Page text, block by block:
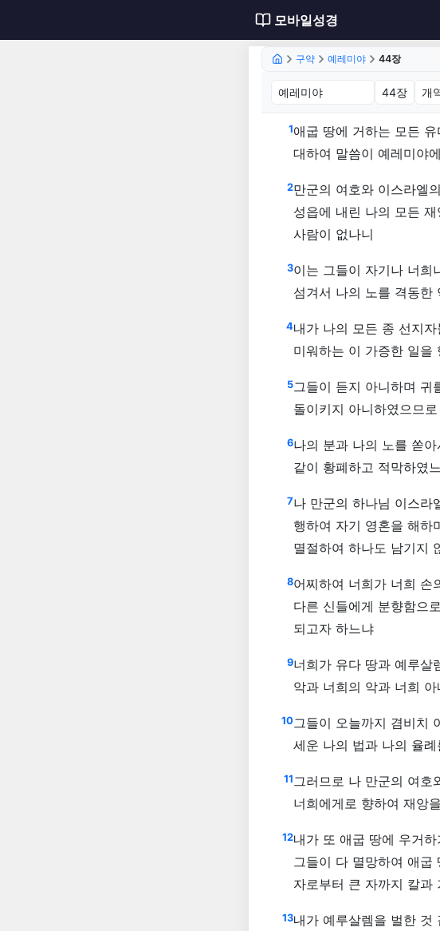
모바일성경
구약 예레미야 44장
예레미야
1애굽 땅에 거하는 모든
대하여 말씀이 예레미야
2만군의 여호와 이스라엘
성읍에 내린 나의 모든
사람이 없나니
3이는 그들이 자기나 너희
섬겨서 나의 노를 격동한
4내가 나의 모든 종 선지
미워하는 이 가증한 일을
5그들이 듣지 아니하며 귀
돌이키지 아니하였으므로
6나의 분과 나의 노를 쏟
같이 황폐하고 적막하였
7나 만군의 하나님 이스라
행하여 자기 영혼을 해하
멸절하여 하나도 남기지
8어찌하여 너희가 너희 손
다른 신들에게 분향함으
되고자 하느냐
9너희가 유다 땅과 예루살
악과 너희의 악과 너희
10그들이 오늘까지 겸비치
세운 나의 법과 나의 율
11그러므로 나 만군의 여호
너희에게로 향하여 재앙
12내가 또 애굽 땅에 우거
그들이 다 멸망하여 애굽
자로부터 큰 자까지 칼과
13내가 예루살렘을 벌한 것